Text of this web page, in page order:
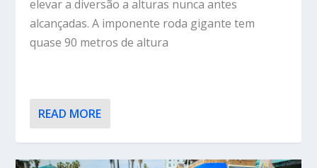
elevar a diversão a alturas nunca antes
alcançadas. A imponente roda gigante tem
quase 90 metros de altura
READ MORE